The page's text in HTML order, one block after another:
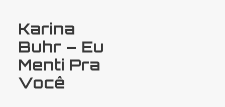
Karina
Buhr – Eu
Menti Pra
Você